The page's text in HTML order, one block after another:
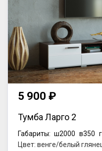
5 900 ₽
Тумба Ларго 2
Габариты: ш2000 в350
Цвет: венге/белый